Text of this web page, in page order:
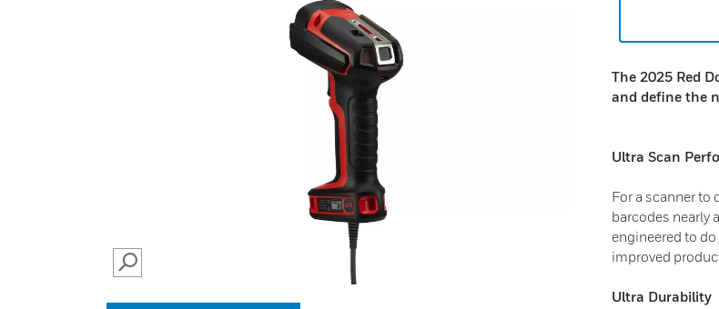
SEARCH
The 2025 Red
and define the
Ultra Scan
For a scanner
barcodes nearly
engineered to
improved
Ultra Durability